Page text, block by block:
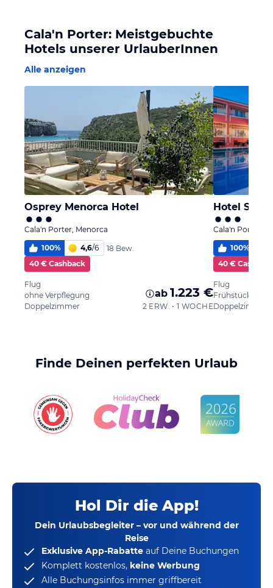
Cala'n Porter: Meistgebuchte
Hotels unserer UrlauberInnen
Alle anzeigen
Osprey Menorca Hotel
Cala'n Porter, Menorca
100% 4,6/6
18 Bew.
40 € Cashback
Flug
ohne Verpflegung
Doppelzimmer
ab 1.223 €
2 ERW. • 1 WOCHE
Hotel Sa
Cala'n Porter,
100%
40 €
Flug
Frühstück
Doppelzimmer
Finde Deinen perfekten Urlaub
Hol Dir die App!
Dein Urlaubsbegleiter – vor und während der
Reise
Exklusive App-Rabatte auf Deine Buchungen
Komplett kostenlos, keine Werbung
Alle Buchungsinfos immer griffbereit